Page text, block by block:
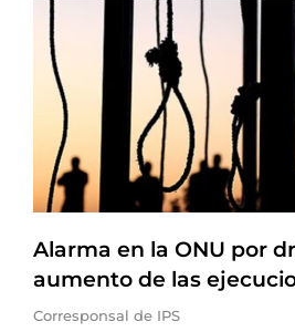
Alarma en la ONU por
aumento de las
Corresponsal de IPS